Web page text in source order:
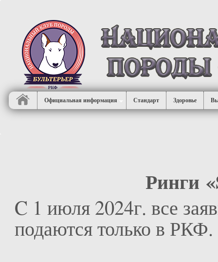
Официальная информация Стандарт Здоровье
Ринги
C 1 июля 2024г. все
подаются только в РКФ.